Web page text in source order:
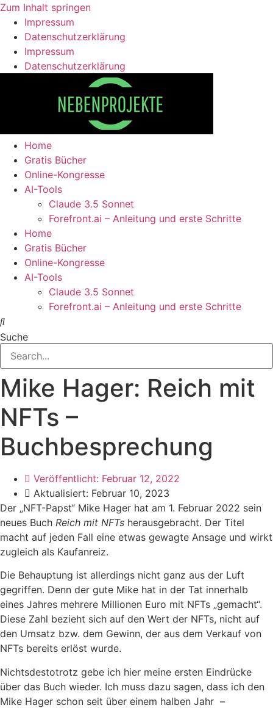
Zum Inhalt springen
Impressum
Datenschutzerklärung
Impressum
Datenschutzerklärung
Home
Gratis Bücher
Online-Kongresse
AI-Tools
Claude 3.5 Sonnet
Forefront.ai – Anleitung und erste Schritte
Home
Gratis Bücher
Online-Kongresse
AI-Tools
Claude 3.5 Sonnet
Forefront.ai – Anleitung und erste Schritte
Suche
Mike Hager: Reich mit
NFTs –
Buchbesprechung
Veröffentlicht: Februar 12, 2022
Aktualisiert: Februar 10, 2023
Der „NFT-Papst“ Mike Hager hat am 1. Februar 2022 sein
neues Buch Reich mit NFTs herausgebracht. Der Titel
macht auf jeden Fall eine etwas gewagte Ansage und wirkt
zugleich als Kaufanreiz.
Die Behauptung ist allerdings nicht ganz aus der Luft
gegriffen. Denn der gute Mike hat in der Tat innerhalb
eines Jahres mehrere Millionen Euro mit NFTs „gemacht“.
Diese Zahl bezieht sich auf den Wert der NFTs, nicht auf
den Umsatz bzw. dem Gewinn, der aus dem Verkauf von
NFTs bereits erlöst wurde.
Nichtsdestotrotz gebe ich hier meine ersten Eindrücke
über das Buch wieder. Ich muss dazu sagen, dass ich den
Mike Hager schon seit über einem halben Jahr –